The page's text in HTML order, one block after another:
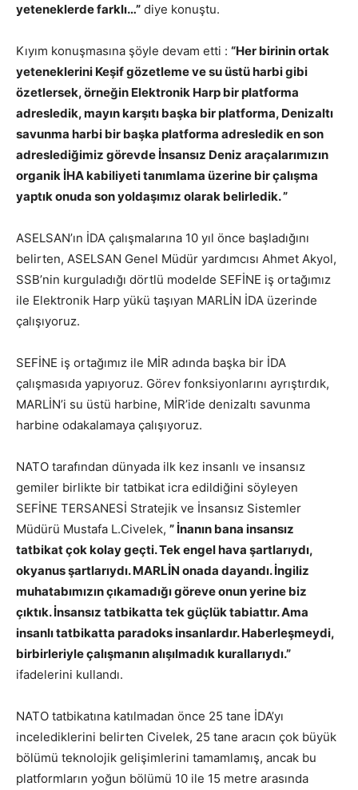
yeteneklerde farklı…” diye konuştu.
Kıyım konuşmasına şöyle devam etti : “Her birinin ortak
yeteneklerini Keşif gözetleme ve su üstü harbi gibi
özetlersek, örneğin Elektronik Harp bir platforma
adresledik, mayın karşıtı başka bir platforma, Denizaltı
savunma harbi bir başka platforma adresledik en son
adreslediğimiz görevde İnsansız Deniz araçalarımızın
organik İHA kabiliyeti tanımlama üzerine bir çalışma
yaptık onuda son yoldaşımız olarak belirledik. ”
ASELSAN’ın İDA çalışmalarına 10 yıl önce başladığını
belirten, ASELSAN Genel Müdür yardımcısı Ahmet Akyol,
SSB’nin kurguladığı dörtlü modelde SEFİNE iş ortağımız
ile Elektronik Harp yükü taşıyan MARLİN İDA üzerinde
çalışıyoruz.
SEFİNE iş ortağımız ile MİR adında başka bir İDA
çalışmasıda yapıyoruz. Görev fonksiyonlarını ayrıştırdık,
MARLİN’i su üstü harbine, MİR’ide denizaltı savunma
harbine odakalamaya çalışıyoruz.
NATO tarafından dünyada ilk kez insanlı ve insansız
gemiler birlikte bir tatbikat icra edildiğini söyleyen
SEFİNE TERSANESİ Stratejik ve İnsansız Sistemler
Müdürü Mustafa L.Civelek, ” İnanın bana insansız
tatbikat çok kolay geçti. Tek engel hava şartlarıydı,
okyanus şartlarıydı. MARLİN onada dayandı. İngiliz
muhatabımızın çıkamadığı göreve onun yerine biz
çıktık. İnsansız tatbikatta tek güçlük tabiattır. Ama
insanlı tatbikatta paradoks insanlardır. Haberleşmeydi,
birbirleriyle çalışmanın alışılmadık kurallarıydı.”
ifadelerini kullandı.
NATO tatbikatına katılmadan önce 25 tane İDA’yı
incelediklerini belirten Civelek, 25 tane aracın çok büyük
bölümü teknolojik gelişimlerini tamamlamış, ancak bu
platformların yoğun bölümü 10 ile 15 metre arasında